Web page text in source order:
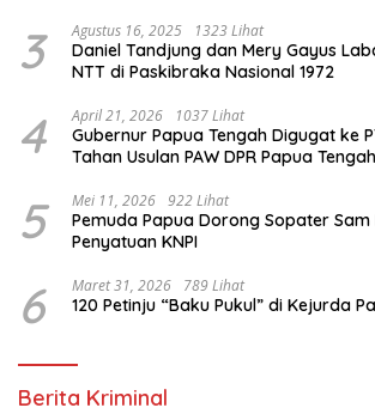
3 Agustus 16, 2025 1323 Lihat
Daniel Tandjung dan Mery Gayus
NTT di Paskibraka Nasional 1972
4 April 21, 2026 1037 Lihat
Gubernur Papua Tengah Digugat ke
Tahan Usulan PAW DPR Papua Tengah
5 Mei 11, 2026 922 Lihat
Pemuda Papua Dorong Sopater
Penyatuan KNPI
6 Maret 31, 2026 789 Lihat
120 Petinju “Baku Pukul” di Kejurda
Berita Kriminal